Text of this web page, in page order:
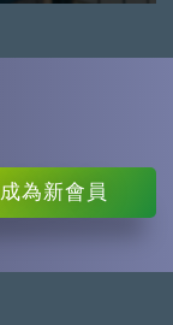
成為新會員